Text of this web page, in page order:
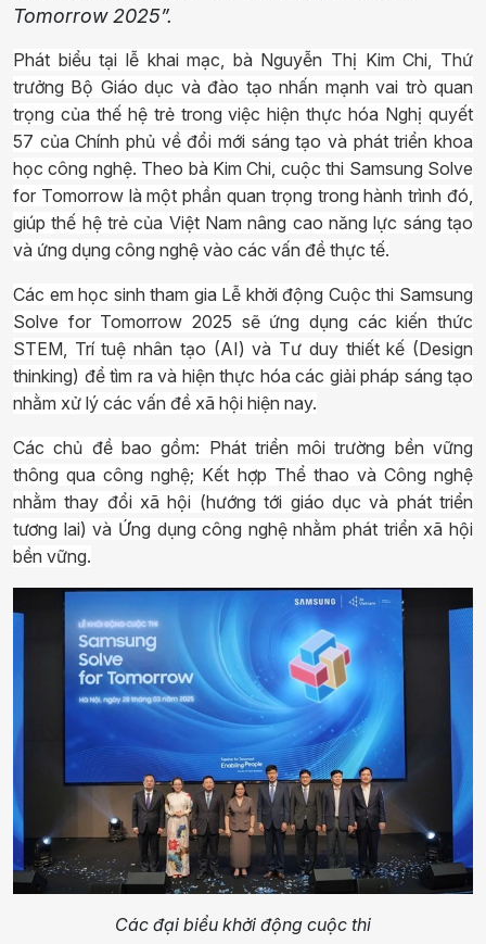
Tomorrow 2025”.
Phát biểu tại lễ khai mạc, bà Nguyễn Thị Kim Chi, Thứ
trưởng Bộ Giáo dục và đào tạo nhấn mạnh vai trò quan
trọng của thế hệ trẻ trong việc hiện thực hóa Nghị quyết
57 của Chính phủ về đổi mới sáng tạo và phát triển khoa
học công nghệ. Theo bà Kim Chi, cuộc thi Samsung Solve
for Tomorrow là một phần quan trọng trong hành trình đó,
giúp thế hệ trẻ của Việt Nam nâng cao năng lực sáng tạo
và ứng dụng công nghệ vào các vấn đề thực tế.
Các em học sinh tham gia Lễ khởi động Cuộc thi Samsung
Solve for Tomorrow 2025 sẽ ứng dụng các kiến thức
STEM, Trí tuệ nhân tạo (AI) và Tư duy thiết kế (Design
thinking) để tìm ra và hiện thực hóa các giải pháp sáng tạo
nhằm xử lý các vấn đề xã hội hiện nay.
Các chủ đề bao gồm: Phát triển môi trường bền vững
thông qua công nghệ; Kết hợp Thể thao và Công nghệ
nhằm thay đổi xã hội (hướng tới giáo dục và phát triển
tương lai) và Ứng dụng công nghệ nhằm phát triển xã hội
bền vững.
Các đại biểu khởi động cuộc thi